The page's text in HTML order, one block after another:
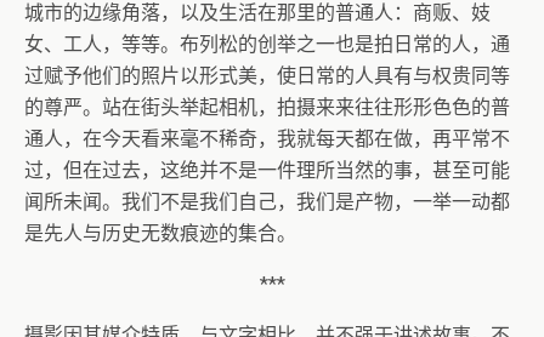
城市的边缘角落，以及生活在那里的普通人：商贩、妓
女、工人，等等。布列松的创举之一也是拍日常的人，通
过赋予他们的照片以形式美，使日常的人具有与权贵同等
的尊严。站在街头举起相机，拍摄来来往往形形色色的普
通人，在今天看来毫不稀奇，我就每天都在做，再平常不
过，但在过去，这绝并不是一件理所当然的事，甚至可能
闻所未闻。我们不是我们自己，我们是产物，一举一动都
是先人与历史无数痕迹的集合。
***